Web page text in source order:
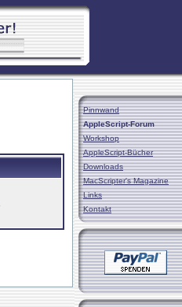
Pinnwand
AppleScript-Forum
Workshop
AppleScript-Bücher
Downloads
MacScripter's Magazine
Links
Kontakt